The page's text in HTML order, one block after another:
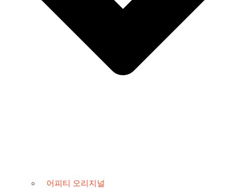
어피티 오리지널